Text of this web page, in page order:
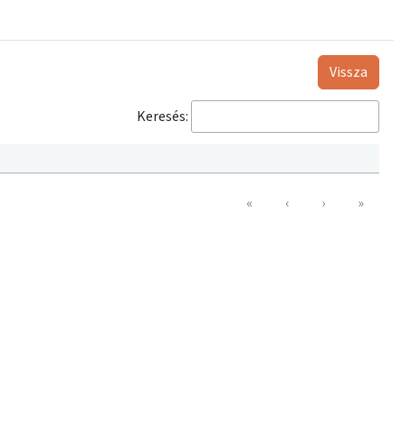
Vissza
Keresés:
« ‹ › »